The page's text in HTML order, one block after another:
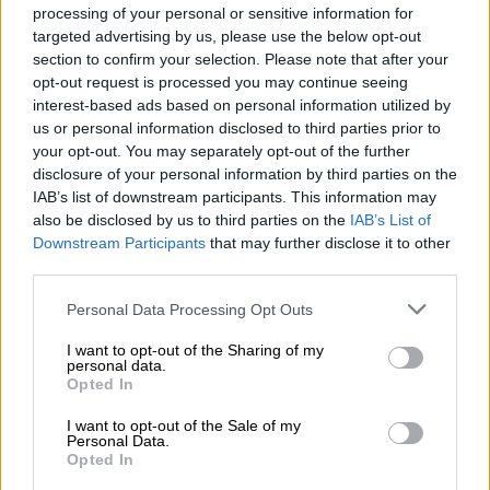
processing of your personal or sensitive information for
targeted advertising by us, please use the below opt-out
section to confirm your selection. Please note that after your
opt-out request is processed you may continue seeing
interest-based ads based on personal information utilized by
us or personal information disclosed to third parties prior to
your opt-out. You may separately opt-out of the further
disclosure of your personal information by third parties on the
IAB’s list of downstream participants. This information may
also be disclosed by us to third parties on the IAB’s List of
Downstream Participants that may further disclose it to other
Personal Data Processing Opt Outs
I want to opt-out of the Sharing of my
personal data.
Opted In
I want to opt-out of the Sale of my
Personal Data.
Opted In
Υδρόγειος Ασφαλιστική: Βάλτε στο πλάνο σας
20.03.2021
Υδρόγειος Ασφαλιστική: Βάλτε στο πλάνο
σας την καλή υγεία!
«Πλάνο Υγείας» από την Υδρόγειο
22.02.2021
«Πλάνο Υγείας» από την Υδρόγειο
Ασφαλιστική - Νέα προγράμματα
ασφάλισης που βάζουν την υγεία σε πρώτο
πλάνο!
Σελιδοποίηση
Προηγούμενη σελίδα
Current page
1 Next page
Ροή ειδήσεων